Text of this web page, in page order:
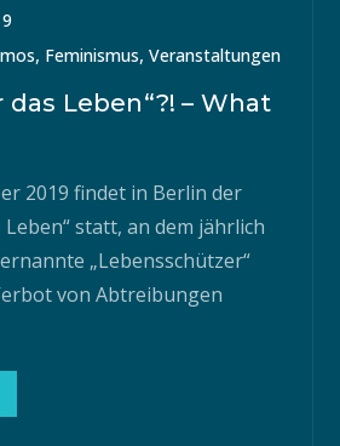
, Feminismus,Veranstaltungen
das Leben“?! – What
2019 findet in Berlin der
statt, an dem jährlich
„Lebensschützer“
von Abtreibungen